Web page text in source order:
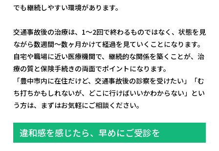
でも継続しやすい環境があります。
交通事故後の治療は、1〜2回で終わるものではなく、状態を見
ながら数週間〜数ヶ月かけて経過を見ていくことになります。
自宅や職場に近い医療機関で、継続的な関係を築くことが、治
療の質と保険手続きの両面でポイントになります。
「豊中市内に在住だけど、交通事故後の診察を受けたい」「む
ち打ちかもしれないが、どこに行けばいいかわからない」とい
う方は、まずはお気軽にご相談ください。
違和感を感じたら、早めにご受診を